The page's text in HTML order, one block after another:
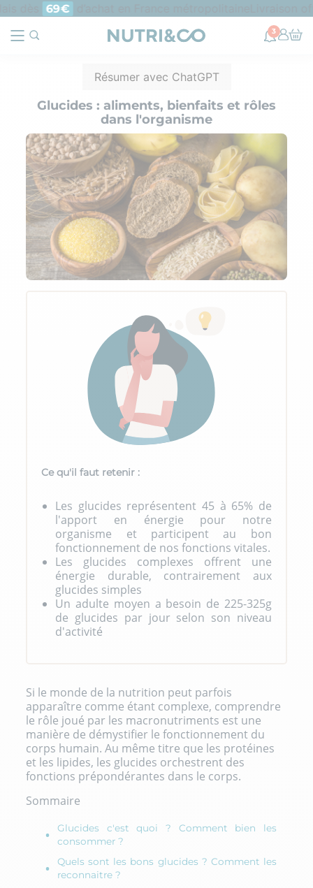
69€ d’achat en France métropolitaine
3
Résumer avec ChatGPT
Glucides : aliments, bienfaits et rôles
dans l'organisme
Ce qu'il faut retenir :
Les glucides représentent 45 à 65% de
l'apport en énergie pour notre
organisme et participent au bon
fonctionnement de nos fonctions vitales.
Les glucides complexes offrent une
énergie durable, contrairement aux
glucides simples
Un adulte moyen a besoin de 225-325g
de glucides par jour selon son niveau
d'activité
Si le monde de la nutrition peut parfois
apparaître comme étant complexe, comprendre
le rôle joué par les macronutriments est une
manière de démystifier le fonctionnement du
corps humain. Au même titre que les protéines
et les lipides, les glucides orchestrent des
fonctions prépondérantes dans le corps.
Sommaire
Glucides c'est quoi ? Comment bien les
consommer ?
Quels sont les bons glucides ? Comment les
reconnaitre ?